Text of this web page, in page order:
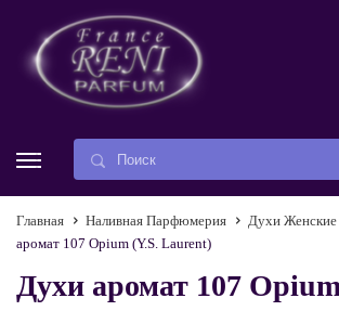
Главная Наливная Парфюмерия Духи Женские
аромат 107 Opium (Y.S. Laurent)
Духи аромат 107